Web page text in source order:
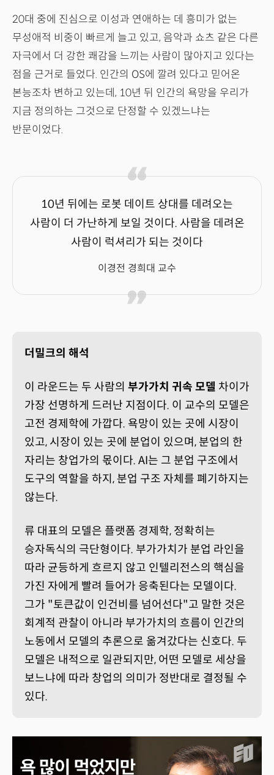
20대 중에 진심으로 이성과 연애하는 데 흥미가 없는
무성애적 비중이 빠르게 늘고 있고, 음악과 쇼츠 같은 다른
자극에서 더 강한 쾌감을 느끼는 사람이 많아지고 있다는
점을 근거로 들었다. 인간의 OS에 깔려 있다고 믿어온
본능조차 변하고 있는데, 10년 뒤 인간의 욕망을 우리가
지금 정의하는 그것으로 단정할 수 있겠느냐는
반문이었다.
10년 뒤에는 로봇 데이트 상대를 데려오는
사람이 더 가난하게 보일 것이다. 사람을 데려온
사람이 럭셔리가 되는 것이다
이경전 경희대 교수
더밀크의 해석
이 라운드는 두 사람의 부가가치 귀속 모델 차이가
가장 선명하게 드러난 지점이다. 이 교수의 모델은
고전 경제학에 가깝다. 욕망이 있는 곳에 시장이
있고, 시장이 있는 곳에 분업이 있으며, 분업의 한
자리는 창업가의 몫이다. AI는 그 분업 구조에서
도구의 역할을 하지, 분업 구조 자체를 폐기하지는
않는다.
류 대표의 모델은 플랫폼 경제학, 정확히는
승자독식의 극단형이다. 부가가치가 분업 라인을
따라 균등하게 흐르지 않고 인텔리전스의 핵심을
가진 자에게 빨려 들어가 응축된다는 모델이다.
그가 "토큰값이 인건비를 넘어선다"고 말한 것은
회계적 관찰이 아니라 부가가치의 흐름이 인간의
노동에서 모델의 추론으로 옮겨갔다는 신호다. 두
모델은 내적으로 일관되지만, 어떤 모델로 세상을
보느냐에 따라 창업의 의미가 정반대로 결정될 수
있다.